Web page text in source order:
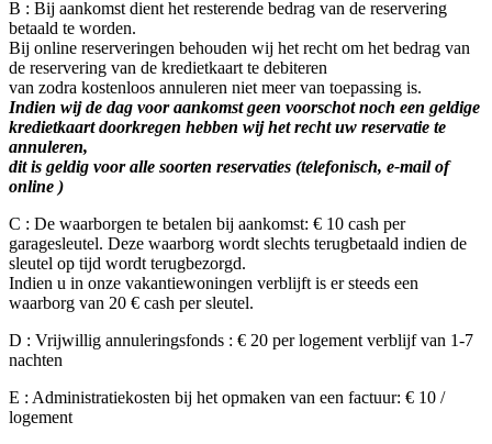
B : Bij aankomst dient het resterende bedrag van de reservering
betaald te worden.
Bij online reserveringen behouden wij het recht om het bedrag van
de reservering van de kredietkaart te debiteren
van zodra kostenloos annuleren niet meer van toepassing is.
Indien wij de dag voor aankomst geen voorschot noch een geldige
kredietkaart doorkregen hebben wij het recht uw reservatie te
annuleren,
dit is geldig voor alle soorten reservaties (telefonisch, e-mail of
online )
C : De waarborgen te betalen bij aankomst: € 10 cash per
garagesleutel. Deze waarborg wordt slechts terugbetaald indien de
sleutel op tijd wordt terugbezorgd.
Indien u in onze vakantiewoningen verblijft is er steeds een
waarborg van 20 € cash per sleutel.
D : Vrijwillig annuleringsfonds : € 20 per logement verblijf van 1-7
nachten
E : Administratiekosten bij het opmaken van een factuur: € 10 /
logement